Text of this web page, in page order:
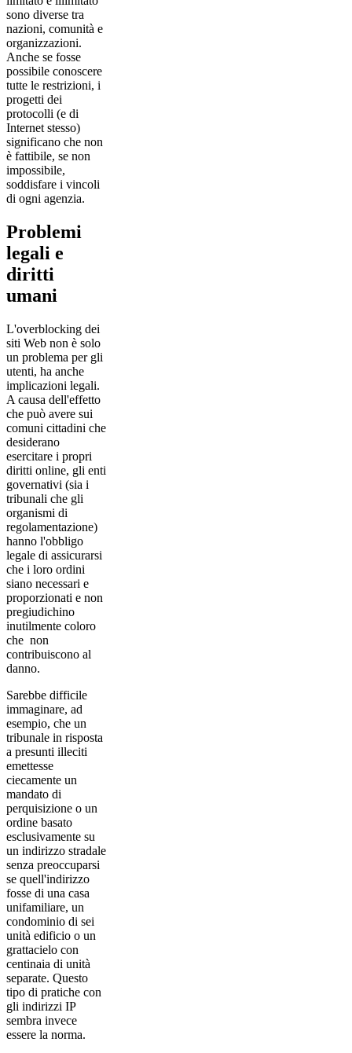
sono diverse tra
nazioni, comunità e
organizzazioni.
Anche se fosse
possibile conoscere
tutte le restrizioni, i
progetti dei
protocolli (e di
Internet stesso)
significano che non
è fattibile, se non
impossibile,
soddisfare i vincoli
di ogni agenzia.
Problemi
legali e
diritti
umani
L'overblocking dei
siti Web non è solo
un problema per gli
utenti, ha anche
implicazioni legali.
A causa dell'effetto
che può avere sui
comuni cittadini che
desiderano
esercitare i propri
diritti online, gli enti
governativi (sia i
tribunali che gli
organismi di
regolamentazione)
hanno l'obbligo
legale di assicurarsi
che i loro ordini
siano necessari e
proporzionati e non
pregiudichino
inutilmente coloro
che non
contribuiscono al
danno.
Sarebbe difficile
immaginare, ad
esempio, che un
tribunale in risposta
a presunti illeciti
emettesse
ciecamente un
mandato di
perquisizione o un
ordine basato
esclusivamente su
un indirizzo stradale
senza preoccuparsi
se quell'indirizzo
fosse di una casa
unifamiliare, un
condominio di sei
unità edificio o un
grattacielo con
centinaia di unità
separate. Questo
tipo di pratiche con
gli indirizzi IP
sembra invece
essere la norma.